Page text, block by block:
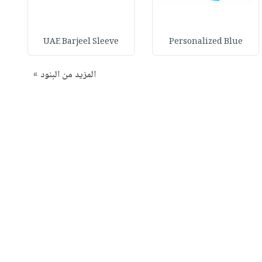
Personalized Blue
UAE Barjeel Sleeve
المزيد من البنود »